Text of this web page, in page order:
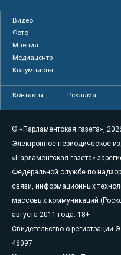
Видео
Фото
Мнения
Медиацентр
Колумнисты
Контакты Реклама
© «Парламентская газета»,
Электронное периодическое
«Парламентская газета»
Федеральной службе по
связи, информационных
массовых коммуникаций
августа 2011 года. 18+
Свидетельство о регистрации
46097